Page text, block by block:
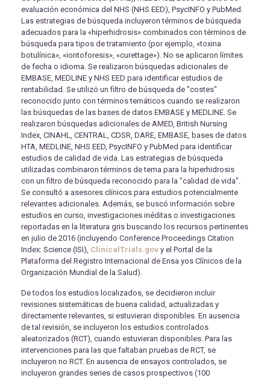
evaluación económica del NHS (NHS EED), PsycINFO y PubMed.
Las estrategias de búsqueda incluyeron términos de búsqueda
adecuados para la «hiperhidrosis» combinados con términos de
búsqueda para tipos de tratamiento (por ejemplo, «toxina
botulínica», «iontoforesis», «curettage»). No se aplicaron límites
de fecha o idioma. Se realizaron búsquedas adicionales de
EMBASE, MEDLINE y NHS EED para identificar estudios de
rentabilidad. Se utilizó un filtro de búsqueda de "costes"
reconocido junto con términos temáticos cuando se realizaron
las búsquedas de las bases de datos EMBASE y MEDLINE. Se
realizaron búsquedas adicionales de AMED, British Nursing
Index, CINAHL, CENTRAL, CDSR, DARE, EMBASE, bases de datos
HTA, MEDLINE, NHS EED, PsycINFO y PubMed para identificar
estudios de calidad de vida. Las estrategias de búsqueda
utilizadas combinaron términos de tema para la hiperhidrosis
con un filtro de búsqueda reconocido para la "calidad de vida".
Se consultó a asesores clínicos para estudios potencialmente
relevantes adicionales. Además, se buscó información sobre
estudios en curso, investigaciones inéditas o investigaciones
reportadas en la literatura gris buscando los recursos pertinentes
en julio de 2016 (incluyendo Conference Proceedings Citation
Index: Science (ISI), ClinicalTrials.gov y el Portal de la
Plataforma del Registro Internacional de Ensa yos Clínicos de la
Organización Mundial de la Salud).
De todos los estudios localizados, se decidieron incluir
revisiones sistemáticas de buena calidad, actualizadas y
directamente relevantes, si estuvieran disponibles. En ausencia
de tal revisión, se incluyeron los estudios controlados
aleatorizados (RCT), cuando estuvieran disponibles. Para las
intervenciones para las que faltaban pruebas de RCT, se
incluyeron no RCT. En ausencia de ensayos controlados, se
incluyeron grandes series de casos prospectivos (100